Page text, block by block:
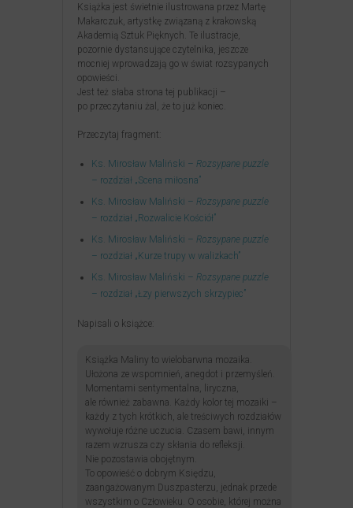
Książka jest świetnie ilustrowana przez Martę
Makarczuk, artystkę związaną z krakowską
Akademią Sztuk Pięknych. Te ilustracje,
pozornie dystansujące czytelnika, jeszcze
mocniej wprowadzają go w świat rozsypanych
opowieści.
Jest też słaba strona tej publikacji –
po przeczytaniu żal, że to już koniec.
Przeczytaj fragment:
Ks. Mirosław Maliński – Rozsypane puzzle
– rozdział „Scena miłosna”
Ks. Mirosław Maliński – Rozsypane puzzle
– rozdział „Rozwalicie Kościół”
Ks. Mirosław Maliński – Rozsypane puzzle
– rozdział „Kurze trupy w walizkach”
Ks. Mirosław Maliński – Rozsypane puzzle
– rozdział „Łzy pierwszych skrzypiec”
Napisali o książce:
Książka Maliny to wielobarwna mozaika.
Ułożona ze wspomnień, anegdot i przemyśleń.
Momentami sentymentalna, liryczna,
ale również zabawna. Każdy kolor tej mozaiki –
każdy z tych krótkich, ale treściwych rozdziałów
wywołuje różne uczucia. Czasem bawi, innym
razem wzrusza czy skłania do refleksji.
Nie pozostawia obojętnym.
To opowieść o dobrym Księdzu,
zaangażowanym Duszpasterzu, jednak przede
wszystkim o Człowieku. O osobie, której można